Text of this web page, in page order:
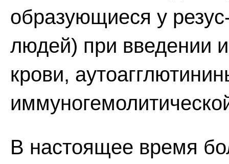
образующиеся у
людей) при введении
крови,
В настоящее время